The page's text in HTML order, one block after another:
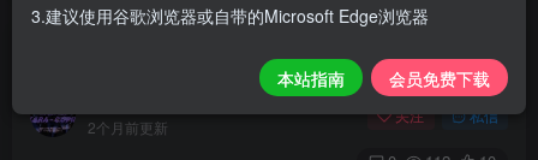
2个月前更新
关注 私信
3.建议使用谷歌浏览器或自带的Microsoft Edge浏览器
本站指南 会员免费下载